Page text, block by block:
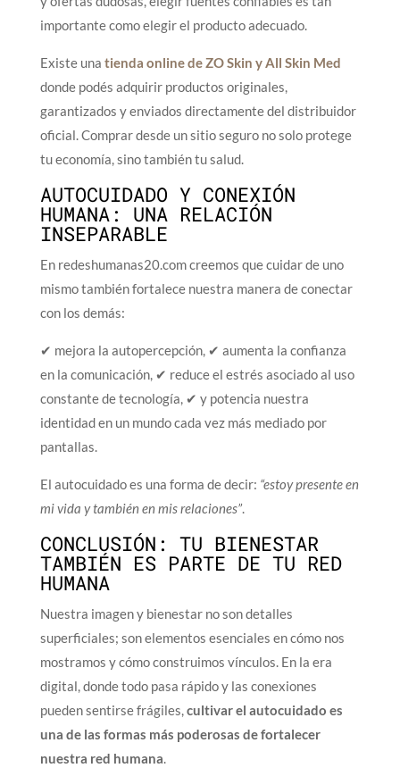
importante como elegir el producto adecuado.
Existe una tienda online de ZO Skin y All Skin Med
donde podés adquirir productos originales,
garantizados y enviados directamente del distribuidor
oficial. Comprar desde un sitio seguro no solo protege
tu economía, sino también tu salud.
AUTOCUIDADO Y CONEXIÓN
HUMANA: UNA RELACIÓN
INSEPARABLE
En redeshumanas20.com creemos que cuidar de uno
mismo también fortalece nuestra manera de conectar
con los demás:
✔ mejora la autopercepción, ✔ aumenta la confianza
en la comunicación, ✔ reduce el estrés asociado al uso
constante de tecnología, ✔ y potencia nuestra
identidad en un mundo cada vez más mediado por
pantallas.
El autocuidado es una forma de decir: “estoy presente en
mi vida y también en mis relaciones”.
CONCLUSIÓN: TU BIENESTAR
TAMBIÉN ES PARTE DE TU RED
HUMANA
Nuestra imagen y bienestar no son detalles
superficiales; son elementos esenciales en cómo nos
mostramos y cómo construimos vínculos. En la era
digital, donde todo pasa rápido y las conexiones
pueden sentirse frágiles,cultivar el autocuidado es
una de las formas más poderosas de fortalecer
nuestra red humana.